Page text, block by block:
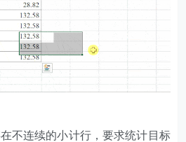
不连续的小计行，要求统计目标